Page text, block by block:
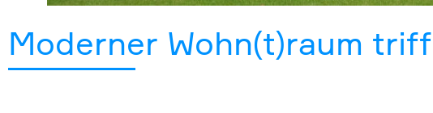
Moderner Wohn(t)raum